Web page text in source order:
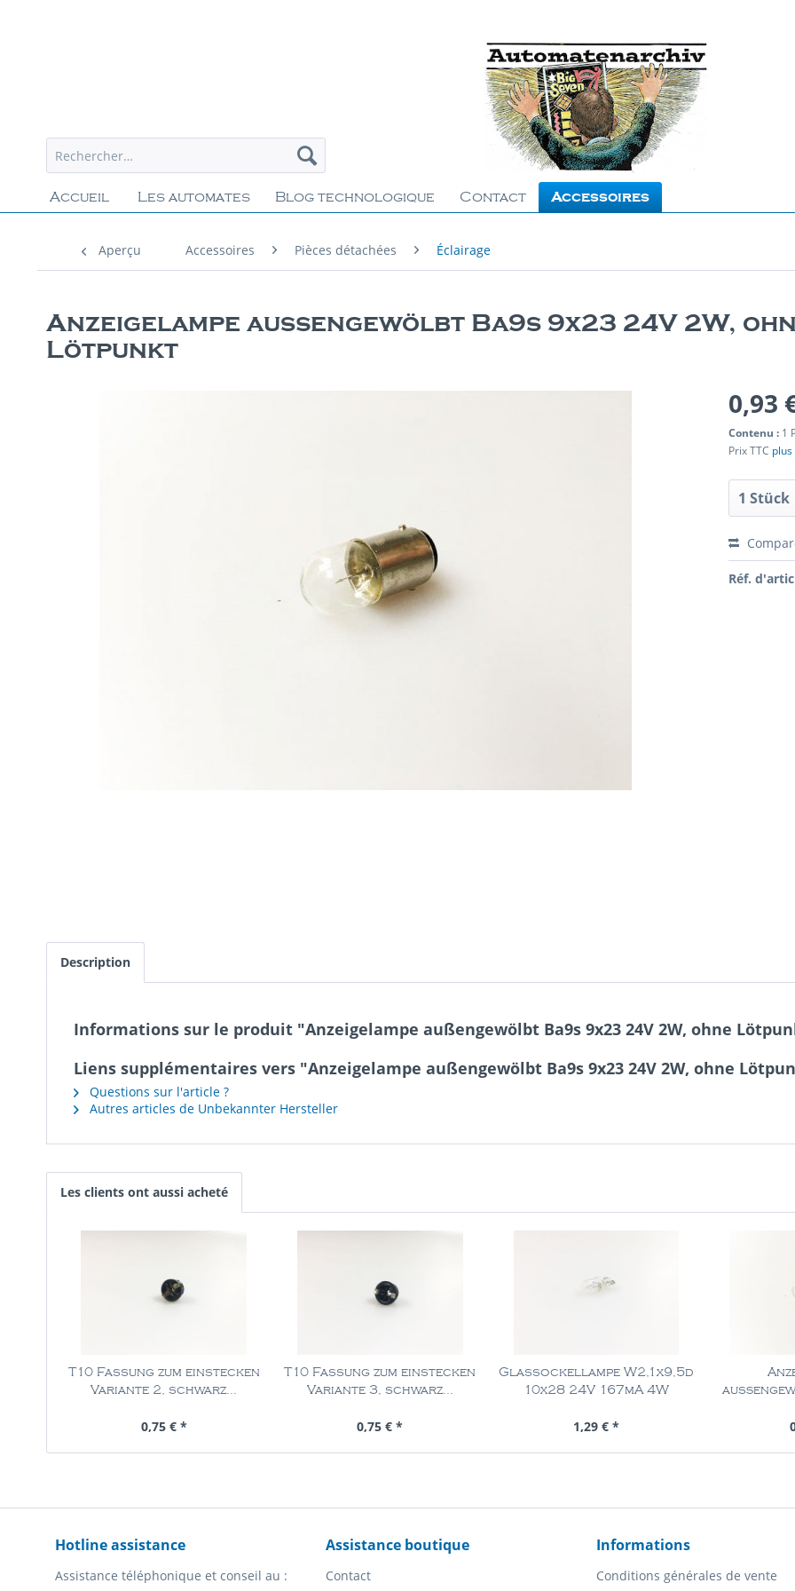
Accueil Les automates Blog technologique Contact Accessoires
Aperçu Accessoires Pièces détachées Éclairage
Anzeigelampe außengewölbt Ba9s 9x23 24V 2W,
Lötpunkt
0,93
Contenu : 1
Prix TTC
Réf.
Description
Informations sur le produit "Anzeigelampe außengewölbt Ba9s 9x23 24V 2W, ohne
Liens supplémentaires vers "Anzeigelampe außengewölbt Ba9s 9x23 24V 2W, ohne
Questions sur l'article ?
Autres articles de Unbekannter Hersteller
Les clients ont aussi acheté
T10 Fassung zum einstecken
Variante 2, schwarz...
Contenu 1 Pièce
0,75 € *
T10 Fassung zum einstecken
Variante 3, schwarz...
Contenu 1 Pièce
0,75 € *
Glassockellampe W2,1x9,5d
10x28 24V 167mA 4W
Contenu 1 Pièce
1,29 € *
Hotline assistance
Assistance téléphonique et conseil au :
Assistance boutique
Contact
Informations
Conditions générales de vente